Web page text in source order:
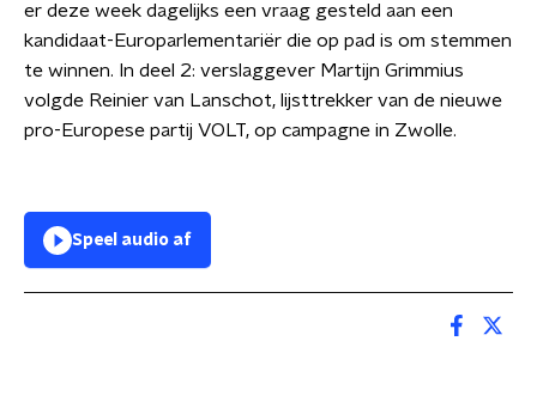
er deze week dagelijks een vraag gesteld aan een
kandidaat-Europarlementariër die op pad is om stemmen
te winnen. In deel 2: verslaggever Martijn Grimmius
volgde Reinier van Lanschot, lijsttrekker van de nieuwe
pro-Europese partij VOLT, op campagne in Zwolle.
Speel audio af